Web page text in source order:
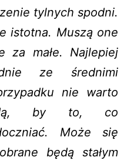
tylnych spodni.
istotna. Muszą one
za małe. Najlepiej
ze średnimi
nie warto
by to, co
Może się
będą stałym